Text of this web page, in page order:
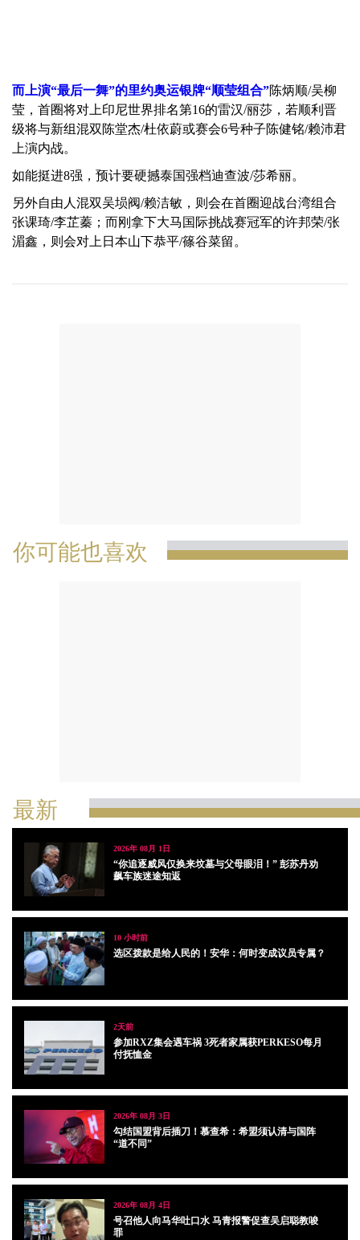
而上演“最后一舞”的里约奥运银牌“顺莹组合”陈炳顺/吴柳
莹，首圈将对上印尼世界排名第16的雷汉/丽莎，若顺利晋
级将与新组混双陈堂杰/杜依蔚或赛会6号种子陈健铭/赖沛君
上演内战。
如能挺进8强，预计要硬撼泰国强档迪查波/莎希丽。
另外自由人混双吴埙阀/赖洁敏，则会在首圈迎战台湾组合
张课琦/李芷蓁；而刚拿下大马国际挑战赛冠军的许邦荣/张
湄鑫，则会对上日本山下恭平/篠谷菜留。
你可能也喜欢
最新
2026年 08月 1日
“你追逐威风仅换来坟墓与父母眼泪！” 彭苏丹劝
飙车族迷途知返
10 小时前
选区拨款是给人民的！安华：何时变成议员专属？
2天前
参加RXZ集会遇车祸 3死者家属获PERKESO每月
付抚恤金
2026年 08月 3日
勾结国盟背后插刀！慕查希：希盟须认清与国阵
“道不同”
2026年 08月 4日
号召他人向马华吐口水 马青报警促查吴启聪教唆
罪